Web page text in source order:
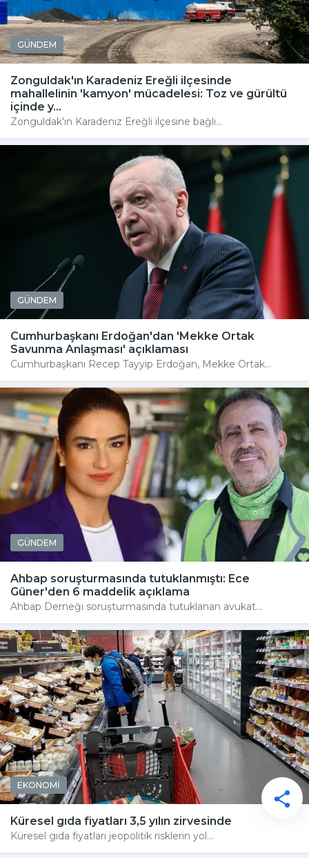
GÜNDEM
Zonguldak'ın Karadeniz Ereğli ilçesinde
mahallelinin 'kamyon' mücadelesi: Toz ve gürültü
içinde y...
Zonguldak'ın Karadeniz Ereğli ilçesine bağlı...
GÜNDEM
Cumhurbaşkanı Erdoğan'dan 'Mekke Ortak
Savunma Anlaşması' açıklaması
Cumhurbaşkanı Recep Tayyip Erdoğan, Mekke Ortak...
GÜNDEM
Ahbap soruşturmasında tutuklanmıştı: Ece
Güner'den 6 maddelik açıklama
Ahbap Derneği soruşturmasında tutuklanan avukat...
EKONOMİ
Küresel gıda fiyatları 3,5 yılın zirvesinde
Küresel gıda fiyatları jeopolitik risklerin yol...